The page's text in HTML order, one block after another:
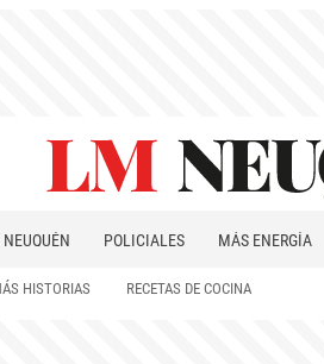
NEUQUÉN POLICIALES MÁS ENERGÍA
HISTORIAS RECETAS DE COCINA